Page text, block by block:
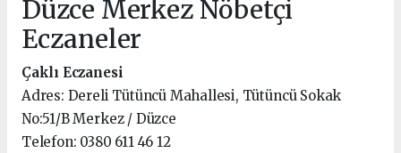
Düzce Merkez Nöbetçi
Eczaneler
Çaklı Eczanesi
Adres: Dereli Tütüncü Mahallesi, Tütüncü Sokak
No:51/B Merkez / Düzce
Telefon: 0380 611 46 12